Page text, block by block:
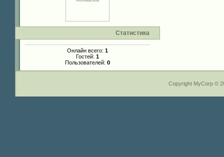
Статистика
Онлайн всего: 1
Гостей: 1
Пользователей: 0
Copyright MyCorp ©